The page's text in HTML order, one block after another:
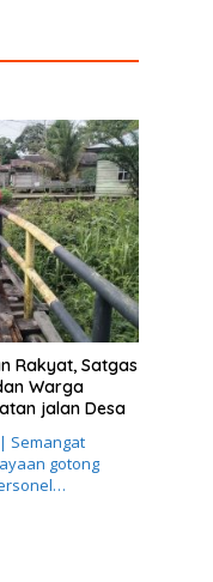
Rakyat, Satgas
Warga
jalan Desa
Semangat
gotong